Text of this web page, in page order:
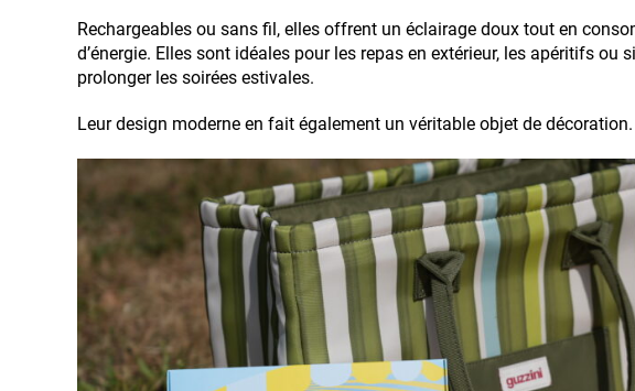
Rechargeables ou sans fil, elles offrent un éclairage doux tout en
d’énergie. Elles sont idéales pour les repas en extérieur, les apéritifs ou
prolonger les soirées estivales.
Leur design moderne en fait également un véritable objet de décoration.